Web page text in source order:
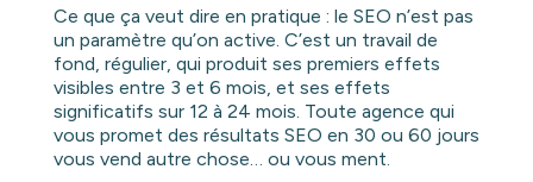
Ce que ça veut dire en pratique : le SEO n’est pas
un paramètre qu’on active. C’est un travail de
fond, régulier, qui produit ses premiers effets
visibles entre 3 et 6 mois, et ses effets
significatifs sur 12 à 24 mois. Toute agence qui
vous promet des résultats SEO en 30 ou 60 jours
vous vend autre chose… ou vous ment.